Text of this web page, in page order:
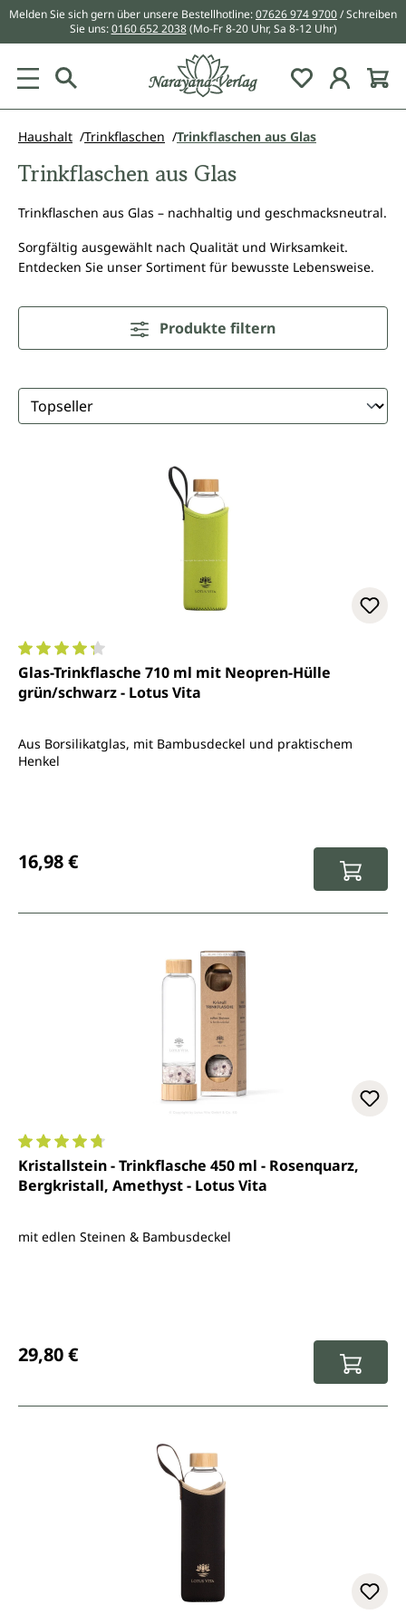
springen
Melden Sie sich gern über unsere Bestellhotline:07626 974 9700/ Schreiben
Sie uns:0160 652 2038 (Mo-Fr 8-20 Uhr, Sa 8-12 Uhr)
Du hast 0
Haushalt Trinkflaschen Trinkflaschen aus Glas
Trinkflaschen aus Glas
Trinkflaschen aus Glas – nachhaltig und geschmacksneutral.
Sorgfältig ausgewählt nach Qualität und Wirksamkeit.
Entdecken Sie unser Sortiment für bewusste Lebensweise.
Produkte filtern
Durchschnittliche Bewertung von 4.3 von 5 Sternen
Glas-Trinkflasche 710 ml mit Neopren-Hülle
grün/schwarz - Lotus Vita
Aus Borsilikatglas, mit Bambusdeckel und praktischem
Henkel
16,98 €
Durchschnittliche Bewertung von 4.7 von 5 Sternen
Kristallstein - Trinkflasche 450 ml - Rosenquarz,
Bergkristall, Amethyst - Lotus Vita
mit edlen Steinen & Bambusdeckel
29,80 €